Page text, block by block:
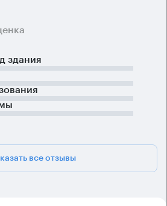
здания
все отзывы